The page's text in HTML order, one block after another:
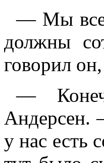
— Мы все
должны
говорил
—
Андерсен.
у нас есть